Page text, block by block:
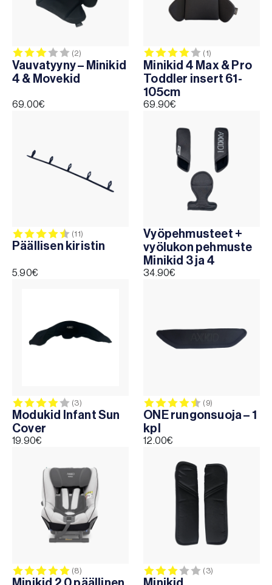
Move
Movekid
Rekid
Up
Wolmax
Arvio: (2) 3.0 5:sta tähdestä
Vauvatyyny – Minikid
4 & Movekid
69.00€
Arvio: (1)
Minikid 4 Max & Pro
Toddler insert 61-
105cm
69.90€
Arvio: (11) 4.9 5:sta tähdestä
Päällisen kiristin
5.90€
Vyöpehmusteet +
vyölukon pehmuste
Minikid 3 ja 4
34.90€
Arvio: (3) 4.0 5:sta tähdestä
Modukid Infant Sun
Cover
19.90€
Arvio: (9)
ONE rungonsuoja – 1
kpl
12.00€
Arvio: (8) 5.0 5:sta tähdestä
Arvio: (3)